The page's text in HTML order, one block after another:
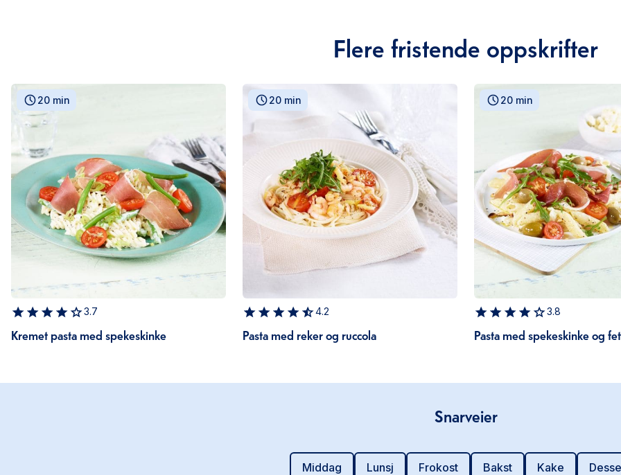
Flere fristende oppskrifter
20 min
3.7
Kremet pasta med spekeskinke
20 min
4.2
Pasta med reker og ruccola
20 min
3.8
Pasta med spekeskinke og
Snarveier
Middag Lunsj Frokost Bakst Kake